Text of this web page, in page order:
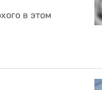
в этом